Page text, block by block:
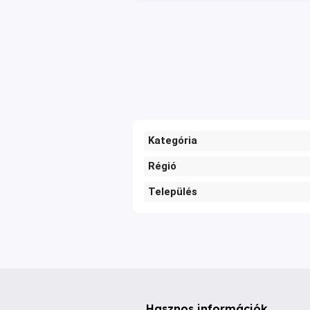
Kategória
Régió
Település